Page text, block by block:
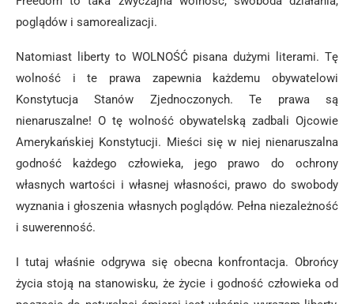
poglądów i samorealizacji.
Natomiast liberty to WOLNOŚĆ pisana dużymi literami. Tę
wolność i te prawa zapewnia każdemu obywatelowi
Konstytucja Stanów Zjednoczonych. Te prawa są
nienaruszalne! O tę wolność obywatelską zadbali Ojcowie
Amerykańskiej Konstytucji. Mieści się w niej nienaruszalna
godność każdego człowieka, jego prawo do ochrony
własnych wartości i własnej własności, prawo do swobody
wyznania i głoszenia własnych poglądów. Pełna niezależność
i suwerenność.
I tutaj właśnie odgrywa się obecna konfrontacja. Obrońcy
życia stoją na stanowisku, że życie i godność człowieka od